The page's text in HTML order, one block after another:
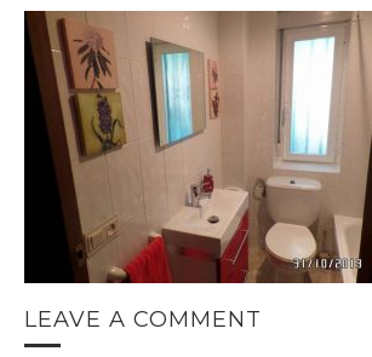
LEAVE A COMMENT